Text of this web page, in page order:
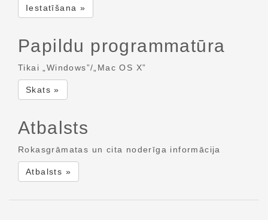
Iestatīšana »
Papildu programmatūra
Tikai „Windows”/„Mac OS X”
Skats »
Atbalsts
Rokasgrāmatas un cita noderīga informācija
Atbalsts »